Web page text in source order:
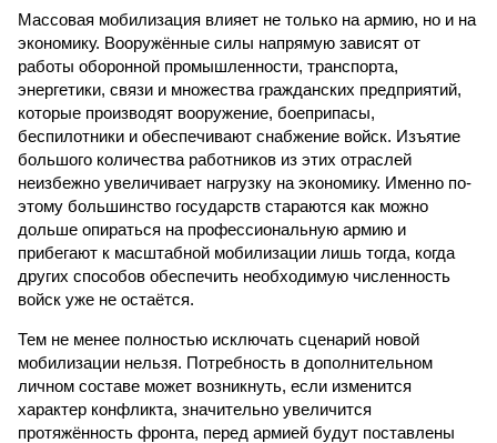
Массовая мобилизация влияет не только на армию, но и на
экономику. Вооружённые силы напрямую зависят от
работы оборонной промышленности, транспорта,
энергетики, связи и множества гражданских предприятий,
которые производят вооружение, боеприпасы,
беспилотники и обеспечивают снабжение войск. Изъятие
большого количества работников из этих отраслей
неизбежно увеличивает нагрузку на экономику. Именно по­
этому большинство государств стараются как можно
дольше опираться на профессиональную армию и
прибегают к масштабной мобилизации лишь тогда, когда
других способов обеспечить необходимую численность
войск уже не остаётся.
Тем не менее полностью исключать сценарий новой
мобилизации нельзя. Потребность в дополнительном
личном составе может возникнуть, если изменится
характер конфликта, значительно увеличится
протяжённость фронта, перед армией будут поставлены